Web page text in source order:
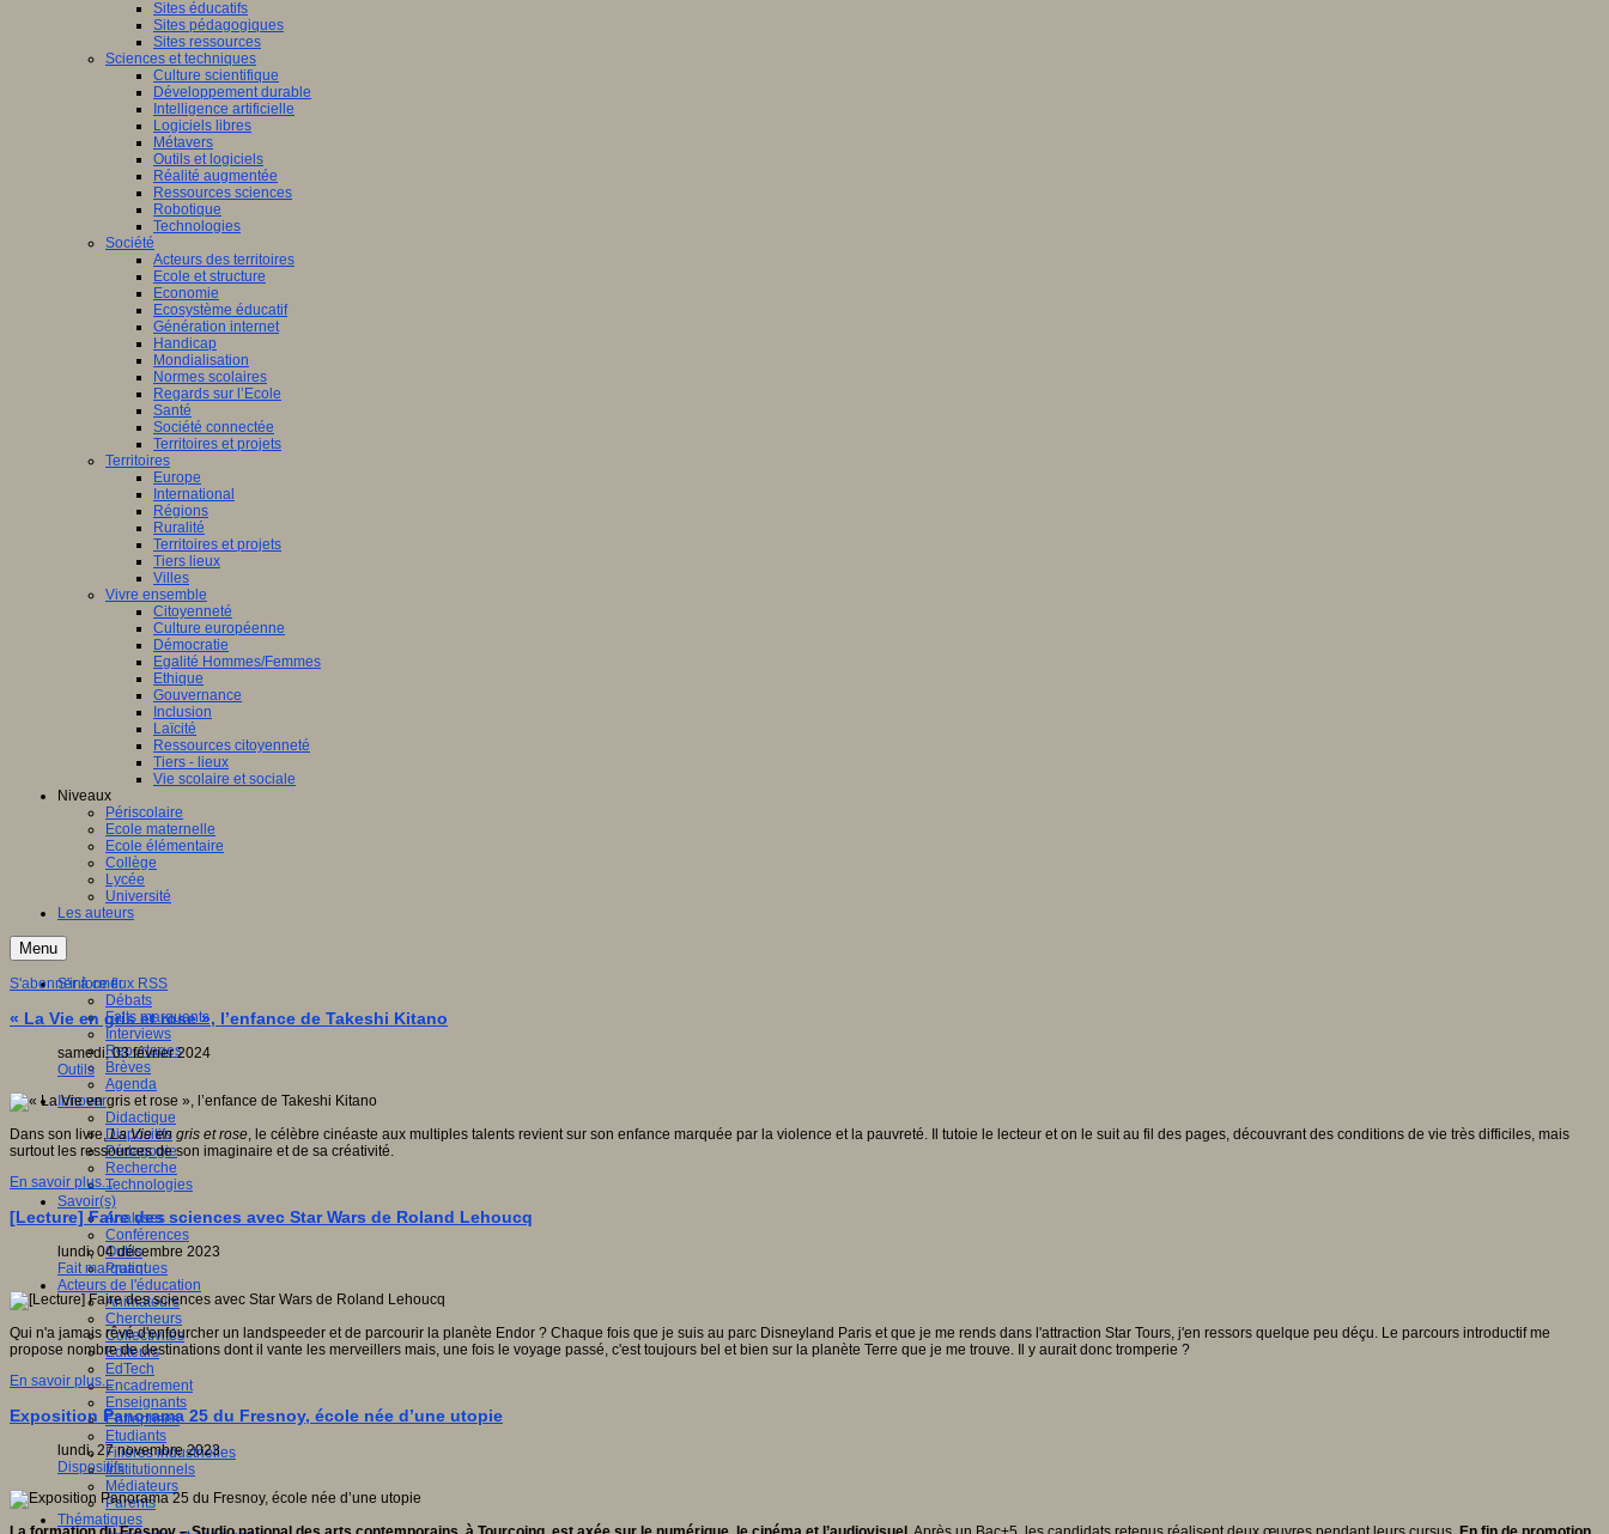
Sites éducatifs
Sites pédagogiques
Sites ressources
Sciences et techniques
Culture scientifique
Développement durable
Intelligence artificielle
Logiciels libres
Métavers
Outils et logiciels
Réalité augmentée
Ressources sciences
Robotique
Technologies
Société
Acteurs des territoires
Ecole et structure
Economie
Ecosystème éducatif
Génération internet
Handicap
Mondialisation
Normes scolaires
Regards sur l’Ecole
Santé
Société connectée
Territoires et projets
Territoires
Europe
International
Régions
Ruralité
Territoires et projets
Tiers lieux
Villes
Vivre ensemble
Citoyenneté
Culture européenne
Démocratie
Egalité Hommes/Femmes
Ethique
Gouvernance
Inclusion
Laïcité
Ressources citoyenneté
Tiers - lieux
Vie scolaire et sociale
Niveaux
Périscolaire
Ecole maternelle
Ecole élémentaire
Collège
Lycée
Université
Les auteurs
Menu
S'informer
Débats
Faits marquants
Interviews
Reportages
Brèves
Agenda
Innover
Didactique
Dispositifs
Pédagogie
Recherche
Technologies
Savoir(s)
Analyses
Conférences
Outils
Pratiques
Acteurs de l'éducation
Animateurs
Chercheurs
Collectivités
Editeurs
EdTech
Encadrement
Enseignants
Entreprises
Etudiants
Filières industrielles
Institutionnels
Médiateurs
Parents
Thématiques
S'abonner à ce flux RSS
« La Vie en gris et rose », l’enfance de Takeshi Kitano
samedi, 03 février 2024
Outils
Dans son livre,La Vie en gris et rose, le célèbre cinéaste aux multiples talents revient sur son enfance marquée par la violence et la pauvreté. Il tutoie le lecteur et on le suit au fil des pages, découvrant des conditions de vie très difficiles, mais
surtout les ressources de son imaginaire et de sa créativité.
En savoir plus...
[Lecture] Faire des sciences avec Star Wars de Roland Lehoucq
lundi, 04 décembre 2023
Fait marquant
Qui n'a jamais rêvé d'enfourcher un landspeeder et de parcourir la planète Endor ? Chaque fois que je suis au parc Disneyland Paris et que je me rends dans l'attraction Star Tours, j'en ressors quelque peu déçu. Le parcours introductif me
propose nombre de destinations dont il vante les merveillers mais, une fois le voyage passé, c'est toujours bel et bien sur la planète Terre que je me trouve. Il y aurait donc tromperie ?
En savoir plus...
Exposition Panorama 25 du Fresnoy, école née d’une utopie
lundi, 27 novembre 2023
Dispositifs